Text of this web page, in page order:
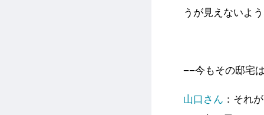
うが見えないよ
−−今もその邸宅
山口さん ：それ